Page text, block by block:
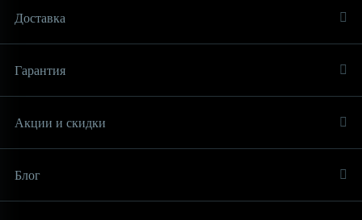
Доставка
Гарантия
Акции и скидки
Блог